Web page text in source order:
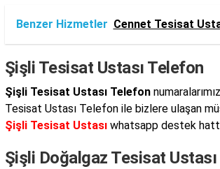
Benzer Hizmetler Cennet Tesisat
Şişli Tesisat Ustası Telefon
Şişli Tesisat Ustası Telefon
Tesisat Ustası Telefon ile bizlere ulaşan
Şişli Tesisat Ustasıwhatsapp destek
Şişli Doğalgaz Tesisat Ustası